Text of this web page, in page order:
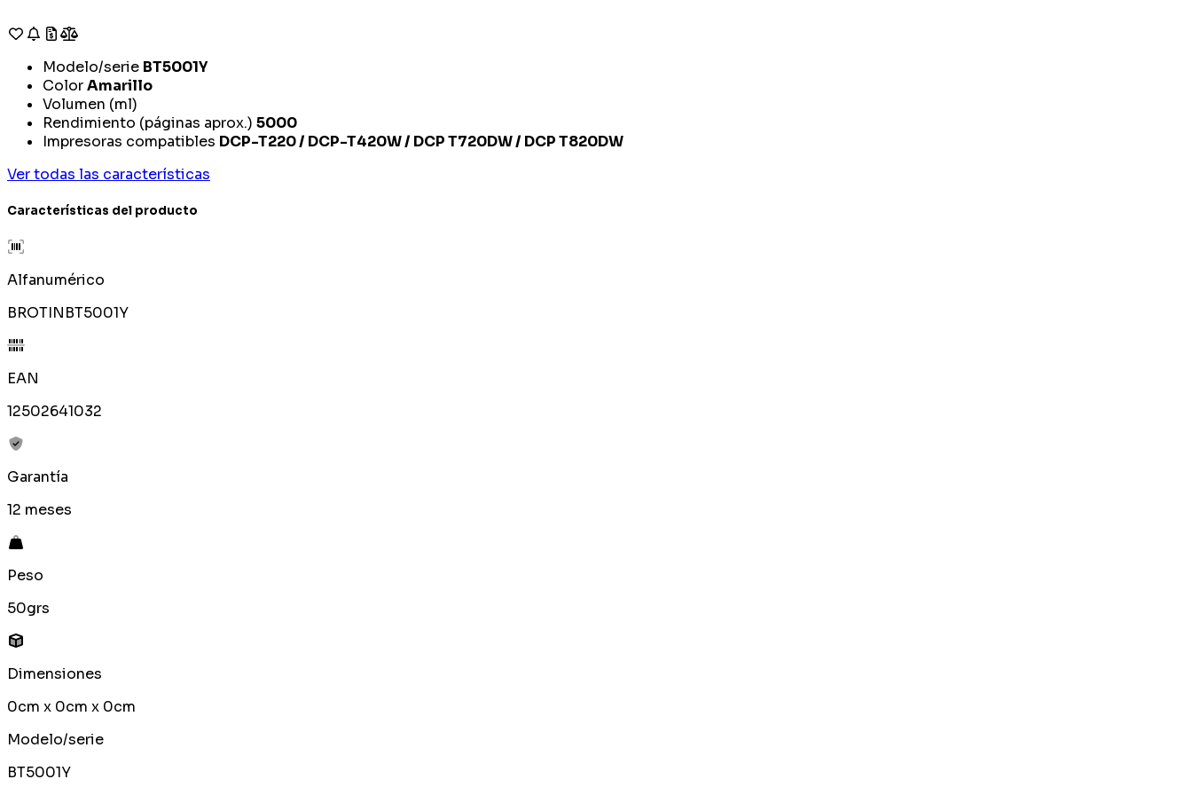
Modelo/serie BT5001Y
ColorAmarillo
Volumen (ml)
Rendimiento (páginas aprox.) 5000
Impresoras compatibles DCP-T220 / DCP-T420W / DCP T720DW / DCP T820DW
Ver todas las características
Características del producto
Alfanumérico
BROTINBT5001Y
EAN
12502641032
Garantía
12 meses
Peso
50grs
Dimensiones
0cm x 0cm x 0cm
Modelo/serie
BT5001Y